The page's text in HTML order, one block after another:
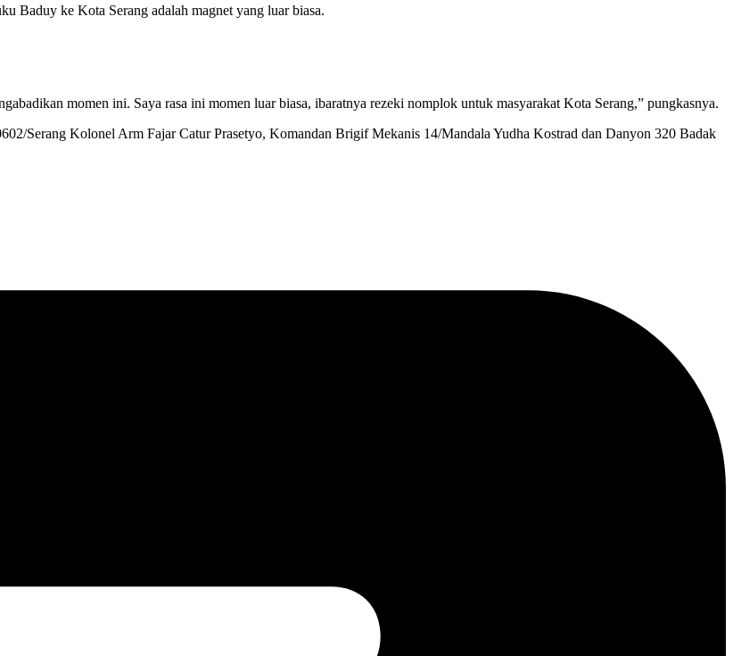
Baduy ke Kota Serang adalah magnet yang luar biasa.
momen ini. Saya rasa ini momen luar biasa, ibaratnya rezeki nomplok untuk masyarakat Kota Serang,” pungkasnya.
Serang Kolonel Arm Fajar Catur Prasetyo, Komandan Brigif Mekanis 14/Mandala Yudha Kostrad dan Danyon 320 Badak